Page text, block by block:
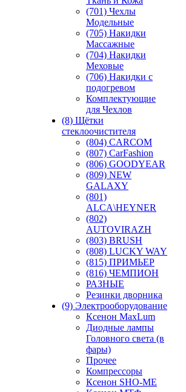
(701) Чехлы
Модельные
(705) Накидки
Массажные
(704) Накидки
Меховые
(706) Накидки с
подогревом
Комплектующие
для Чехлов
(8) Щётки
стеклоочистителя
(804) CARCOM
(807) CarFashion
(806) GOODYEAR
(809) NEW
GALAXY
(801)
ALCA\HEYNER
(802)
AUTOVIRAZH
(803) BRUSH
(808) LUCKY WAY
(815) ПРИМЬЕР
(816) ЧЕМПИОН
РАЗНЫЕ
Резинки дворника
(9) Электрооборудование
Ксенон MaxLum
Диодные лампы
Головного света (в
фары)
Прочее
Компрессоры
Ксенон SHO-ME